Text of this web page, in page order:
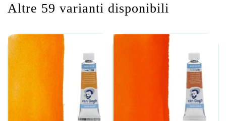
Altre 59 varianti disponibili